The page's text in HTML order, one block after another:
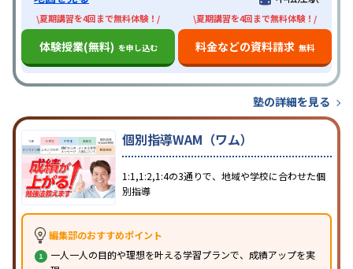
\夏期講習を4回まで無料体験！/
体験授業(無料) を申し込む
\夏期講習を4回まで無料体験！/
料金などの資料請求 無料
塾の詳細を見る
個別指導WAM（ワム）
1:1,1:2,1:4の3通りで、地域や学校に合わせた個
別指導
編集部のおすすめポイント
一人一人の目的や理想を叶える学習プランで、成績アップを実